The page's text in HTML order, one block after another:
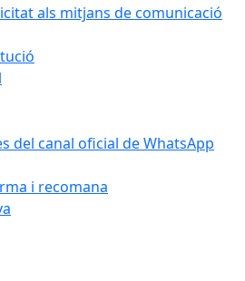
als mitjans de comunicació
del canal oficial de WhatsApp
i recomana